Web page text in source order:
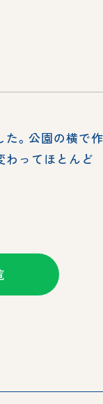
た。公園の横で
わってほとんど